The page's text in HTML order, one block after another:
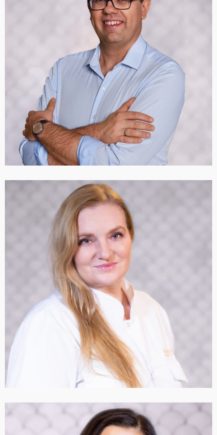
Bardzo dziękuję Panu Doktorowi za
poprawienie jakości mojego życia! 🙂